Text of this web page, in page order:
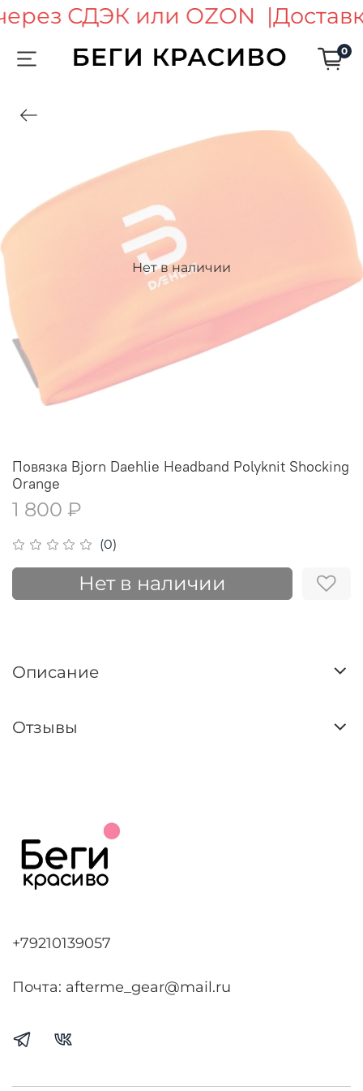
СДЭК или OZON |
0
Нет в наличии
(0)
Повязка Bjorn Daehlie Headband Polyknit Shocking
Orange
1 800 ₽
Нет в наличии
Описание
Отзывы
+79210139057
Почта: afterme_gear@mail.ru